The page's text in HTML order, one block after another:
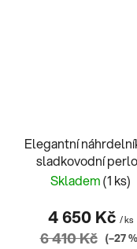
Elegantní
sladkovodní
Skladem(1 ks)
4 650 Kč / ks
6 410 Kč (–27